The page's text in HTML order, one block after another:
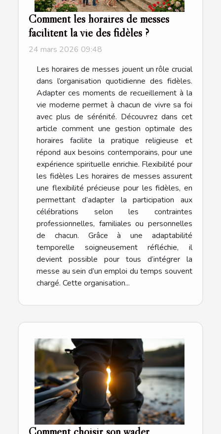
Comment les horaires de messes
facilitent la vie des fidèles ?
24 mars 2026 09:48
Les horaires de messes jouent un rôle crucial
dans l’organisation quotidienne des fidèles.
Adapter ces moments de recueillement à la
vie moderne permet à chacun de vivre sa foi
avec plus de sérénité. Découvrez dans cet
article comment une gestion optimale des
horaires facilite la pratique religieuse et
répond aux besoins contemporains, pour une
expérience spirituelle enrichie. Flexibilité pour
les fidèles Les horaires de messes assurent
une flexibilité précieuse pour les fidèles, en
permettant d’adapter la participation aux
célébrations selon les contraintes
professionnelles, familiales ou personnelles
de chacun. Grâce à une adaptabilité
temporelle soigneusement réfléchie, il
devient possible pour tous d’intégrer la
messe au sein d’un emploi du temps souvent
chargé. Cette organisation...